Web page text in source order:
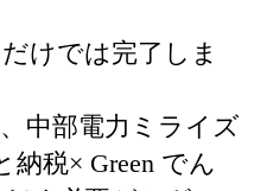
けでは完了しま
中部電力ミライズ
税× Green でん